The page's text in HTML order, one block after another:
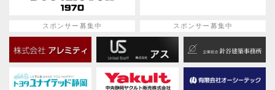
スポンサー募集中 スポンサー募集中